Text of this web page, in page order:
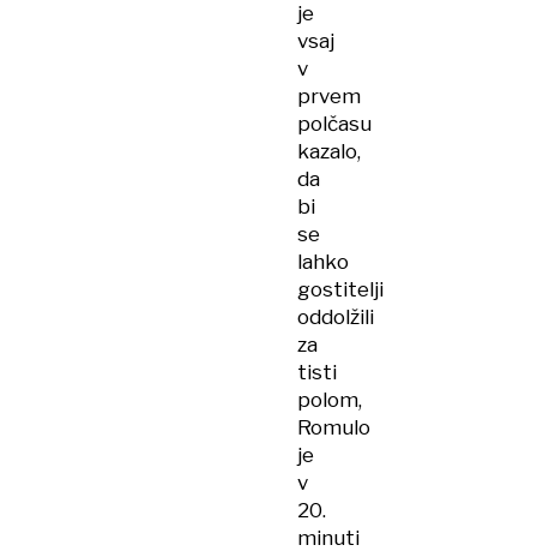
je
vsaj
v
prvem
polčasu
kazalo,
da
bi
se
lahko
gostitelji
oddolžili
za
tisti
polom,
Romulo
je
v
20.
minuti